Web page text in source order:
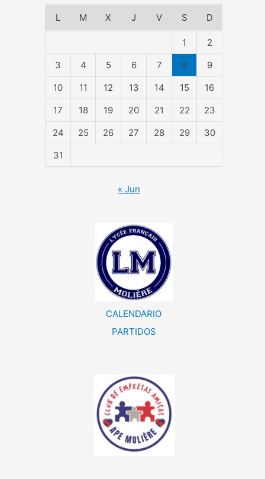
L M X J V S D
1
2
3
4 5 6 7 8
9
10
11 12 13 14 15
16
17
18 19 20 21 22
23
24
25 26 27 28 29
30
31
« Jun
CALENDARIO
PARTIDOS